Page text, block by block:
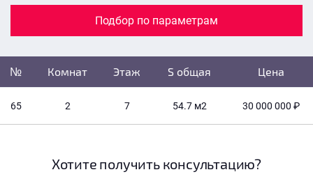
Подбор по параметрам
№ Комнат Этаж S общая Цена
65 2 7 54.7 м2 30 000 000 ₽
1
Убрать переуступки
Цена не указана
S общая не указана
Хотите получить консультацию?